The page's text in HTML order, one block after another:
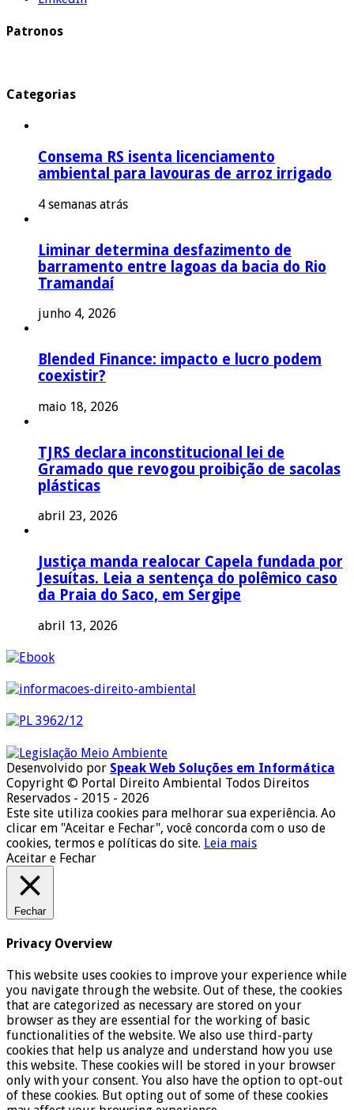
Patronos
Categorias
Consema RS isenta licenciamento
ambiental para lavouras de arroz irrigado
4 semanas atrás
Liminar determina desfazimento de
barramento entre lagoas da bacia do Rio
Tramandaí
junho 4, 2026
Blended Finance: impacto e lucro podem
coexistir?
maio 18, 2026
TJRS declara inconstitucional lei de
Gramado que revogou proibição de sacolas
plásticas
abril 23, 2026
Justiça manda realocar Capela fundada por
Jesuítas. Leia a sentença do polêmico caso
da Praia do Saco, em Sergipe
abril 13, 2026
Desenvolvido por Speak Web Soluções em Informática
Copyright © Portal Direito Ambiental Todos Direitos
Reservados - 2015 - 2026
Este site utiliza cookies para melhorar sua experiência. Ao
clicar em "Aceitar e Fechar", você concorda com o uso de
cookies, termos e políticas do site. Leia mais
Aceitar e Fechar
Fechar
Privacy Overview
This website uses cookies to improve your experience while
you navigate through the website. Out of these, the cookies
that are categorized as necessary are stored on your
browser as they are essential for the working of basic
functionalities of the website. We also use third-party
cookies that help us analyze and understand how you use
this website. These cookies will be stored in your browser
only with your consent. You also have the option to opt-out
of these cookies. But opting out of some of these cookies